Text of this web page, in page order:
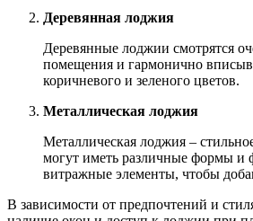
Деревянная лоджия
Деревянные лоджии смотрятся
помещения и гармонично
коричневого и зеленого цветов.
Металлическая лоджия
Металлическая лоджия –
могут иметь различные формы и
витражные элементы, чтобы
В зависимости от предпочтений и